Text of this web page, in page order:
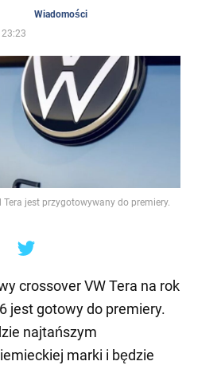
Wiadomości
jest przygotowywany do premiery.
crossover VW Tera na rok
jest gotowy do premiery.
najtańszym
marki i będzie